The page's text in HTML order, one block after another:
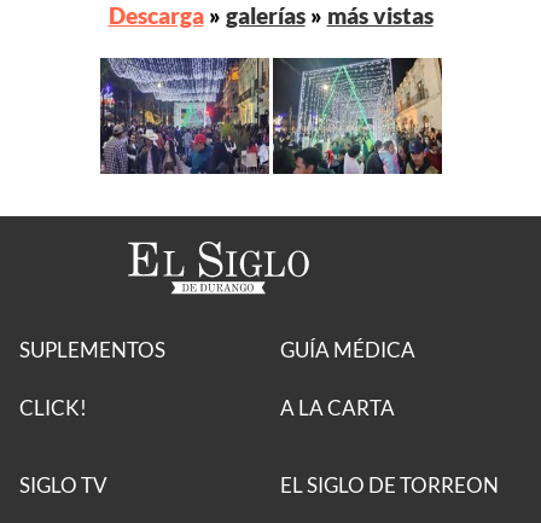
Descarga» galerías» más vistas
SUPLEMENTOS
CLICK!
GUÍA MÉDICA
A LA CARTA
SIGLO TV EL SIGLO DE TORREON